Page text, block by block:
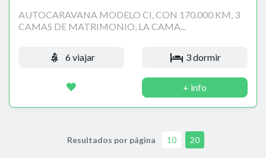
AUTOCARAVANA MODELO CI, CON 170.000 KM, 3
CAMAS DE MATRIMONIO, LA CAMA...
6 viajar 3 dormir
+ info
Resultados por página 10 20